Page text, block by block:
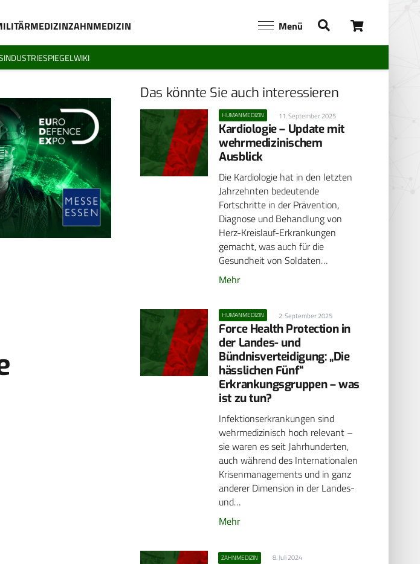
ZAHNMEDIZIN Menü
INDUSTRIESPIEGELWIKI
Das könnte Sie auch interessieren
HUMANMEDIZIN 11. September 2025
Kardiologie – Update mit
wehrmedizinischem
Ausblick
Die Kardiologie hat in den letzten
Jahrzehnten bedeutende
Fortschritte in der Prävention,
Diagnose und Behandlung von
Herz-Kreislauf-Erkrankungen
gemacht, was auch für die
Gesundheit von Soldaten…
Mehr
HUMANMEDIZIN 2. September 2025
Force Health Protection in
der Landes- und
Bündnisverteidigung: „Die
hässlichen Fünf“
Erkrankungsgruppen – was
ist zu tun?
Infektionserkrankungen sind
wehrmedizinisch hoch relevant –
sie waren es seit Jahrhunderten,
auch während des Internationalen
Krisenmanagements und in ganz
anderer Dimension in der Landes-
und…
Mehr
ZAHNMEDIZIN 8. Juli 2024